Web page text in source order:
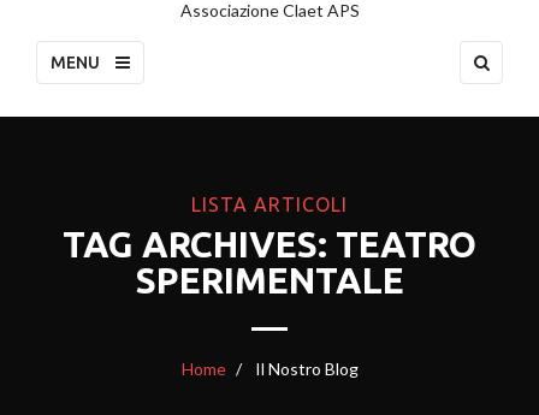
Associazione Claet APS
MENU
LISTA ARTICOLI
TAG ARCHIVES: TEATRO
SPERIMENTALE
Home Il Nostro Blog